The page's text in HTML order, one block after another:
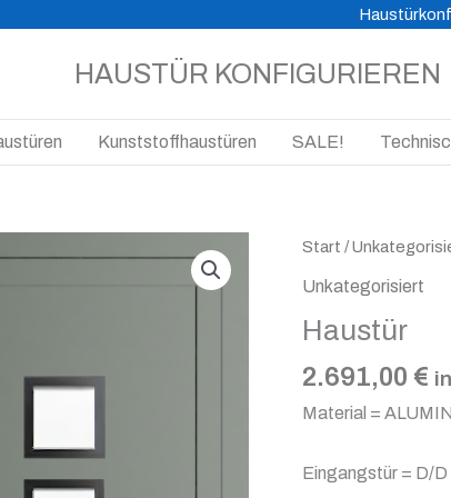
HAUSTÜR KONFIGURIEREN
Kunststoffhaustüren SALE!
Start /
Unkategorisiert
Haustür
2.691,00 €
Material =
Eingangstür = D/D
Haustür